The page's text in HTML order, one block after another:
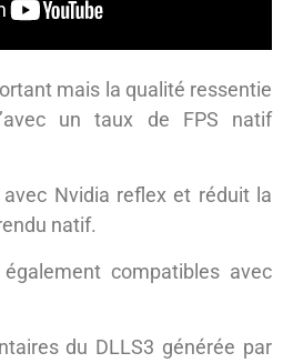
mais la qualité ressentie
un taux de FPS natif
Nvidia reflex et réduit la
natif.
compatibles avec
du DLLS3 générée par